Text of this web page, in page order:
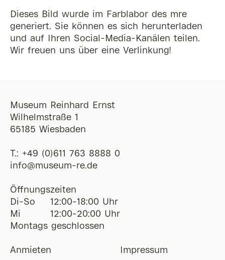
Dieses Bild wurde im Farblabor des mre
generiert. Sie können es sich herunterladen
und auf Ihren Social-Media-Kanälen teilen.
Wir freuen uns über eine Verlinkung!
Museum Reinhard Ernst
Wilhelmstraße 1
65185 Wiesbaden
T.: +49 (0)611 763 8888 0
ofni@museum-re de
Öffnungszeiten
Di-So
12:00-18:00 Uhr
Mi
12:00-20:00 Uhr
Montags geschlossen
Anmieten Impressum